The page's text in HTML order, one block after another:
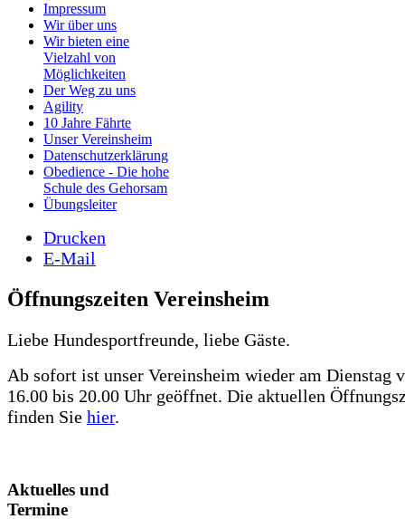
Impressum
Wir über uns
Wir bieten eine
Vielzahl von
Möglichkeiten
Der Weg zu uns
Agility
10 Jahre Fährte
Unser Vereinsheim
Datenschutzerklärung
Obedience - Die hohe
Schule des Gehorsam
Übungsleiter
Drucken
E-Mail
Öffnungszeiten Vereinsheim
Liebe Hundesportfreunde, liebe Gäste.
Ab sofort ist unser Vereinsheim wieder am Dienstag
16.00 bis 20.00 Uhr geöffnet. Die aktuellen
finden Sie hier.
Aktuelles und
Termine